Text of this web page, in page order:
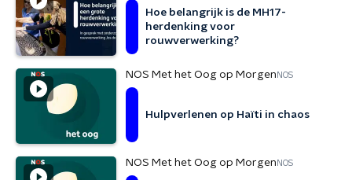
Hoe belangrijk is de MH17-
herdenking voor
rouwverwerking?
NOS Met het Oog op Morgen NOS
Hulpverlenen op Haïti in chaos
NOS Met het Oog op Morgen NOS